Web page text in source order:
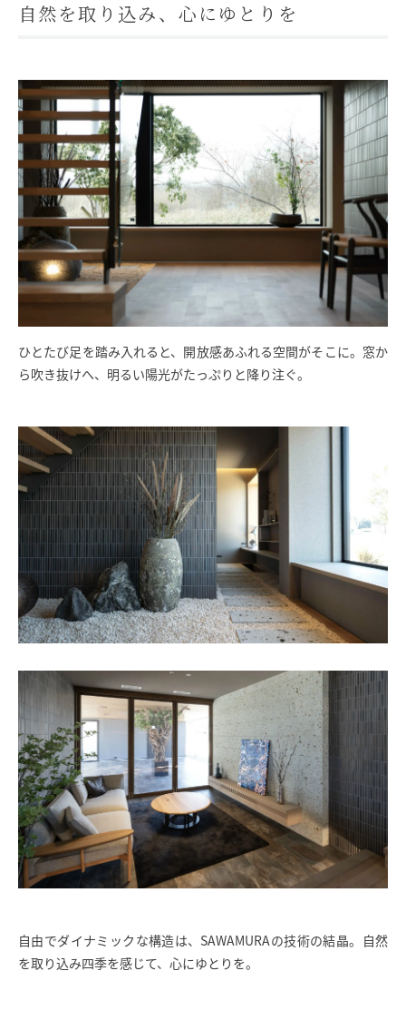
自然を取り込み、心にゆとりを
ひとたび足を踏み入れると、開放感あふれる空間がそこに。窓か
ら吹き抜けへ、明るい陽光がたっぷりと降り注ぐ。
自由でダイナミックな構造は、SAWAMURAの技術の結晶。自然
を取り込み四季を感じて、心にゆとりを。